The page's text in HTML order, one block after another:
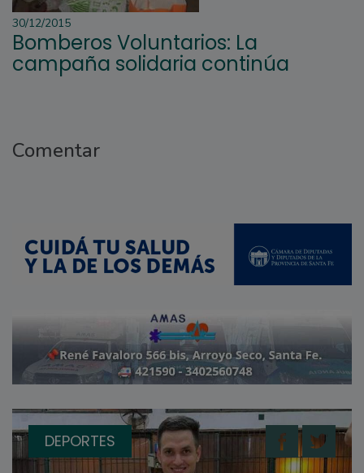
30/12/2015
Bomberos Voluntarios: La
campaña solidaria continúa
Comentar
DEPORTES